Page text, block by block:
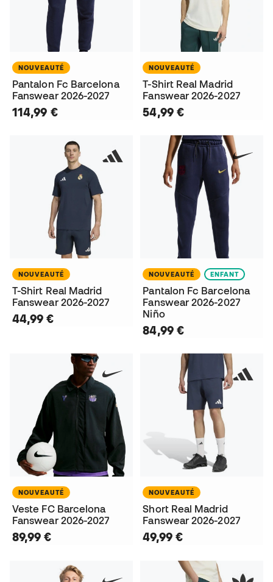
NOUVEAUTÉ
Pantalon Fc Barcelona
Fanswear 2026-2027
114,99 €
NOUVEAUTÉ
T-Shirt Real Madrid
Fanswear 2026-2027
54,99 €
NOUVEAUTÉ
T-Shirt Real Madrid
Fanswear 2026-2027
44,99 €
NOUVEAUTÉ ENFANT
Pantalon Fc Barcelona
Fanswear 2026-2027
Niño
84,99 €
NOUVEAUTÉ
Veste FC Barcelona
Fanswear 2026-2027
89,99 €
NOUVEAUTÉ
Short Real Madrid
Fanswear 2026-2027
49,99 €